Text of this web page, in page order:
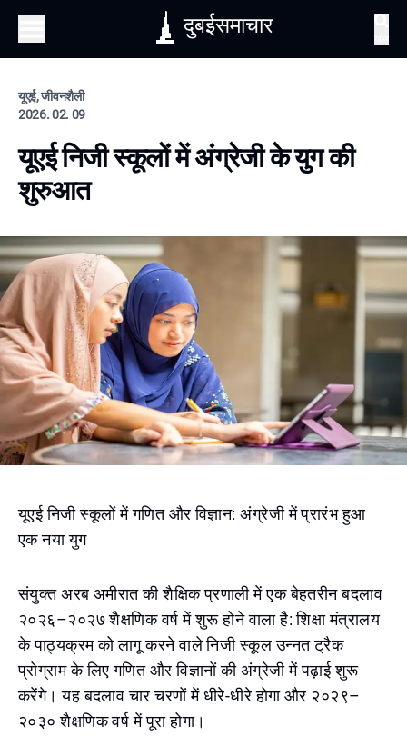
दुबईसमाचार
यूएई, जीवनशैली
2026. 02. 09
यूएई निजी स्कूलों में अंग्रेजी के युग की
शुरुआत
यूएई निजी स्कूलों में गणित और विज्ञान: अंग्रेजी में प्रारंभ हुआ
एक नया युग
संयुक्त अरब अमीरात की शैक्षिक प्रणाली में एक बेहतरीन बदलाव
२०२६–२०२७ शैक्षणिक वर्ष में शुरू होने वाला है: शिक्षा मंत्रालय
के पाठ्यक्रम को लागू करने वाले निजी स्कूल उन्नत ट्रैक
प्रोग्राम के लिए गणित और विज्ञानों की अंग्रेजी में पढ़ाई शुरू
करेंगे। यह बदलाव चार चरणों में धीरे-धीरे होगा और २०२९–
२०३० शैक्षणिक वर्ष में पूरा होगा।